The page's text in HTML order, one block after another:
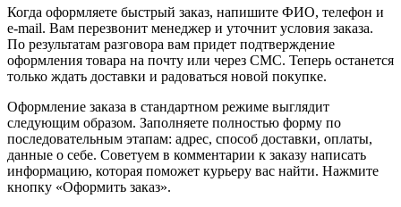
Когда оформляете быстрый заказ, напишите ФИО, телефон и
e-mail. Вам перезвонит менеджер и уточнит условия заказа.
По результатам разговора вам придет подтверждение
оформления товара на почту или через СМС. Теперь останется
только ждать доставки и радоваться новой покупке.
Оформление заказа в стандартном режиме выглядит
следующим образом. Заполняете полностью форму по
последовательным этапам: адрес, способ доставки, оплаты,
данные о себе. Советуем в комментарии к заказу написать
информацию, которая поможет курьеру вас найти. Нажмите
кнопку «Оформить заказ».